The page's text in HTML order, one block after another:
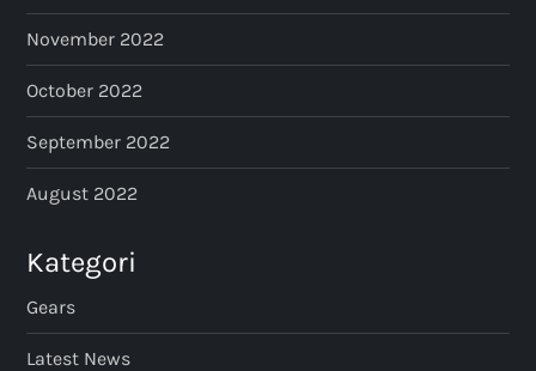
November 2022
October 2022
September 2022
August 2022
Kategori
Gears
Latest News